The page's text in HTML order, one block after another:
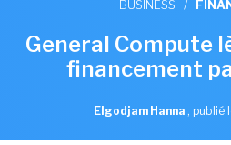
BUSINESS /
General Compute
financement
Elgodjam Hanna , publié